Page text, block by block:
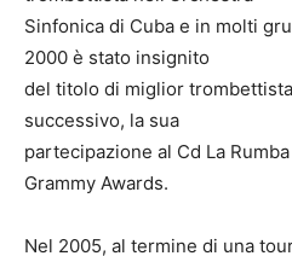
Sinfonica di Cuba e in molti
2000 è stato insignito
del titolo di miglior trombettista
successivo, la sua
partecipazione al Cd La
Grammy Awards.
Nel 2005, al termine di una